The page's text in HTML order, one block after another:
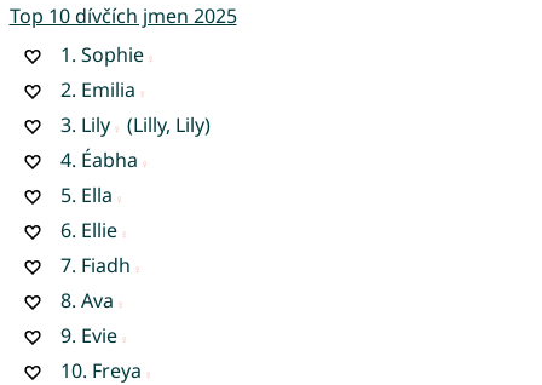
Top 10 dívčích jmen 2025
1. Sophie
2. Emilia
3. Lily
(Lilly, Lily)
4. Éabha
5. Ella
6. Ellie
7. Fiadh
8. Ava
9. Evie
10. Freya